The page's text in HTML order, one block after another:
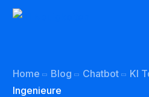
Home Blog Chatbot KI
Ingenieure